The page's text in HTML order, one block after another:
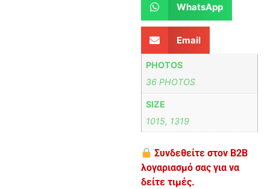
WhatsApp
Email
PHOTOS
36 PHOTOS
SIZE
1015, 1319
Συνδεθείτε στον B2B
λογαριασμό σας για να
δείτε τιμές.